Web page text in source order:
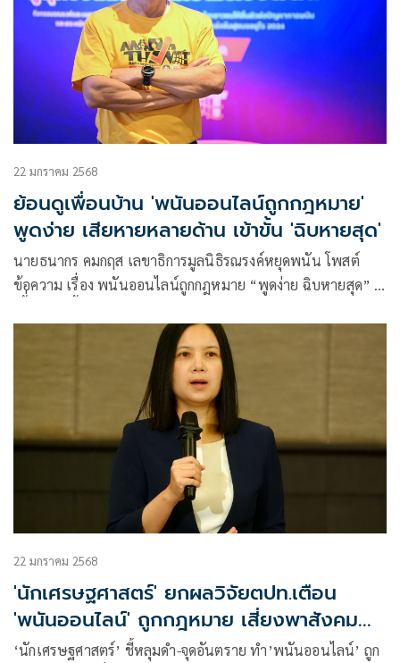
22 มกราคม 2568
ย้อนดูเพื่อนบ้าน 'พนันออนไลน์ถูกกฎหมาย'
พูดง่าย เสียหายหลายด้าน เข้าขั้น 'ฉิบหายสุด'
นายธนากร คมกฤส เลขาธิการมูลนิธิรณรงค์หยุดพนัน โพสต์
ข้อความ เรื่อง พนันออนไลน์ถูกกฎหมาย “พูดง่าย ฉิบหายสุด” มี
22 มกราคม 2568
'นักเศรษฐศาสตร์' ยกผลวิจัยตปท.เตือน
'พนันออนไลน์' ถูกกฎหมาย เสี่ยงพาสังคม
ไทยสู่หายนะ
‘นักเศรษฐศาสตร์’ ชี้หลุมดำ-จุดอันตราย ทำ’พนันออนไลน์’ ถูก